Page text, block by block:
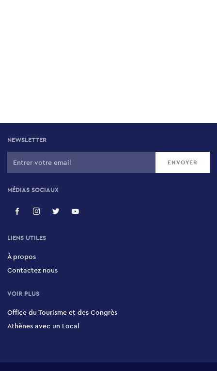
NEWSLETTER
MÉDIAS SOCIAUX
LIENS UTILES
À propos
Contactez nous
VOIR PLUS
Office du Tourisme et des Congrès
Athènes avec un Local